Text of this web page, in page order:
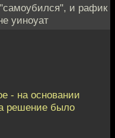
и рафик
уиноуат
- на основании
решение было